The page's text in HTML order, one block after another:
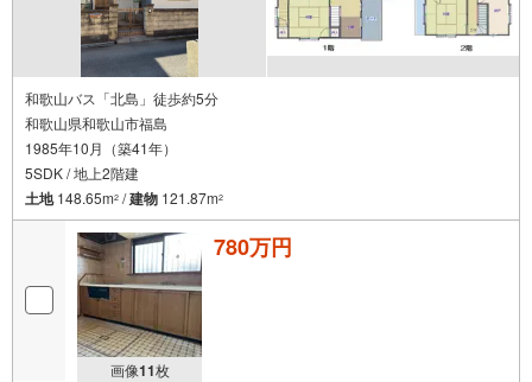
和歌山バス「北島」徒歩約5分
和歌山県和歌山市福島
1985年10月（築41年）
5SDK / 地上2階建
土地148.65m2 /建物 121.87m2
画像11枚
780万円